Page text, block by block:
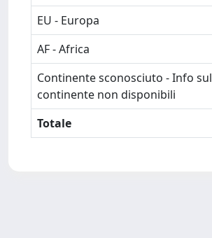
EU - Europa
AF - Africa
Continente sconosciuto - Info sul
continente non disponibili
Totale